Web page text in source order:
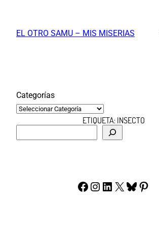
contenido
EL OTRO SAMU – MIS MISERIAS
Categorías
ETIQUETA:INSECTO
Facebook
Instagram
LinkedIn
X Bluesky